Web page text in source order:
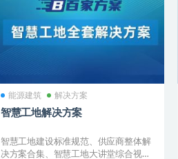
能源建筑 解决方案
智慧工地解决方案
智慧工地建设标准规范、供应商整体解
决方案合集、智慧工地大讲堂综合视频